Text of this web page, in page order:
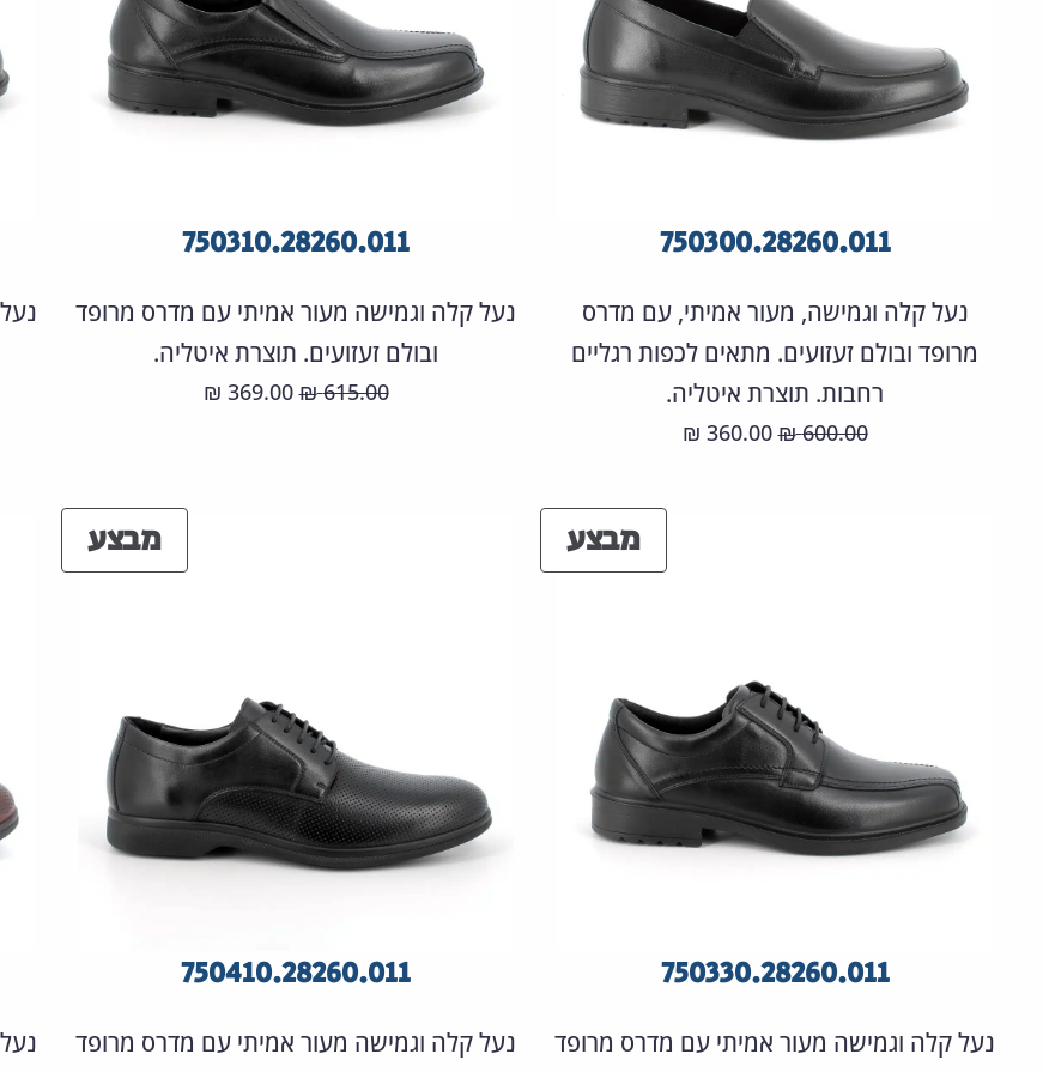
750300.28260.011
נעל קלה וגמישה, מעור אמיתי, עם מדרס
מרופד ובולם זעזועים. מתאים לכפות רגליים
רחבות. תוצרת איטליה.
600.00
₪ המחיר
360.00
₪
הוא:
360.00 ₪.
750310.28260.011
נעל קלה וגמישה מעור אמיתי עם מדרס מרופד
ובולם זעזועים. תוצרת איטליה.
615.00
₪ המחיר
369.00
₪
מבצעמוצרים
במבצע
750330.28260.011
נעל קלה וגמישה מעור אמיתי עם מדרס מרופד
מבצעמוצרים
במבצע
750410.28260.011
נעל קלה וגמישה מעור אמיתי עם מדרס מרופד